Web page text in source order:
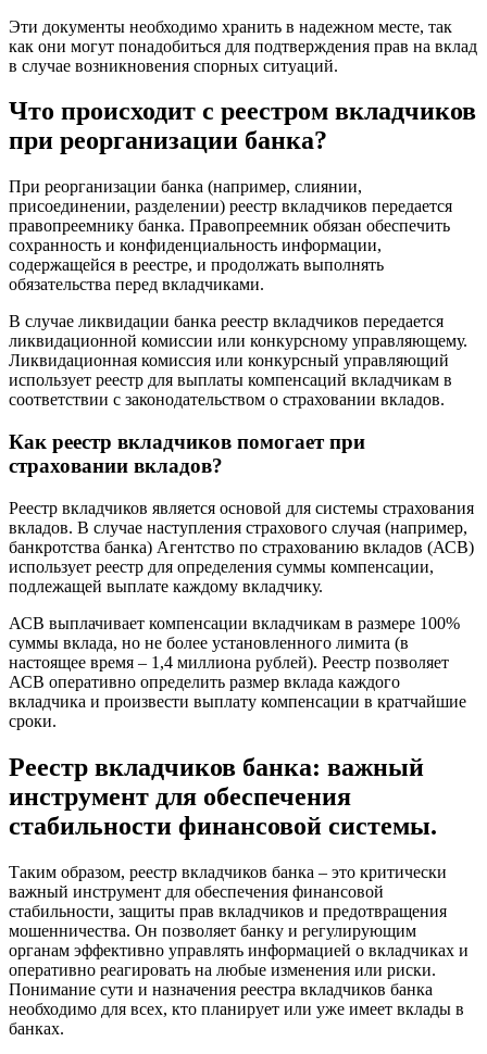
Эти документы необходимо хранить в надежном месте, так
как они могут понадобиться для подтверждения прав на вклад
в случае возникновения спорных ситуаций.
Что происходит с реестром вкладчиков
при реорганизации банка?
При реорганизации банка (например, слиянии,
присоединении, разделении) реестр вкладчиков передается
правопреемнику банка. Правопреемник обязан обеспечить
сохранность и конфиденциальность информации,
содержащейся в реестре, и продолжать выполнять
обязательства перед вкладчиками.
В случае ликвидации банка реестр вкладчиков передается
ликвидационной комиссии или конкурсному управляющему.
Ликвидационная комиссия или конкурсный управляющий
использует реестр для выплаты компенсаций вкладчикам в
соответствии с законодательством о страховании вкладов.
Как реестр вкладчиков помогает при
страховании вкладов?
Реестр вкладчиков является основой для системы страхования
вкладов. В случае наступления страхового случая (например,
банкротства банка) Агентство по страхованию вкладов (АСВ)
использует реестр для определения суммы компенсации,
подлежащей выплате каждому вкладчику.
АСВ выплачивает компенсации вкладчикам в размере 100%
суммы вклада, но не более установленного лимита (в
настоящее время – 1,4 миллиона рублей). Реестр позволяет
АСВ оперативно определить размер вклада каждого
вкладчика и произвести выплату компенсации в кратчайшие
сроки.
Реестр вкладчиков банка: важный
инструмент для обеспечения
стабильности финансовой системы.
Таким образом, реестр вкладчиков банка – это критически
важный инструмент для обеспечения финансовой
стабильности, защиты прав вкладчиков и предотвращения
мошенничества. Он позволяет банку и регулирующим
органам эффективно управлять информацией о вкладчиках и
оперативно реагировать на любые изменения или риски.
Понимание сути и назначения реестра вкладчиков банка
необходимо для всех, кто планирует или уже имеет вклады в
банках.